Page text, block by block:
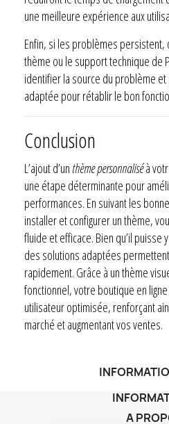
une meilleure expérience aux
Enfin, si les problèmes
thème ou le support technique de
identifier la source du problème
adaptée pour rétablir le bon
Conclusion
L’ajout d’unthème personnaliséà
une étape déterminante pour
performances. En suivant les
installer et configurer un thème,
fluide et efficace. Bien qu’il
des solutions adaptées
rapidement. Grâce à un thème
fonctionnel, votre boutique en
utilisateur optimisée, renforçant
marché et augmentant vos ventes.
A